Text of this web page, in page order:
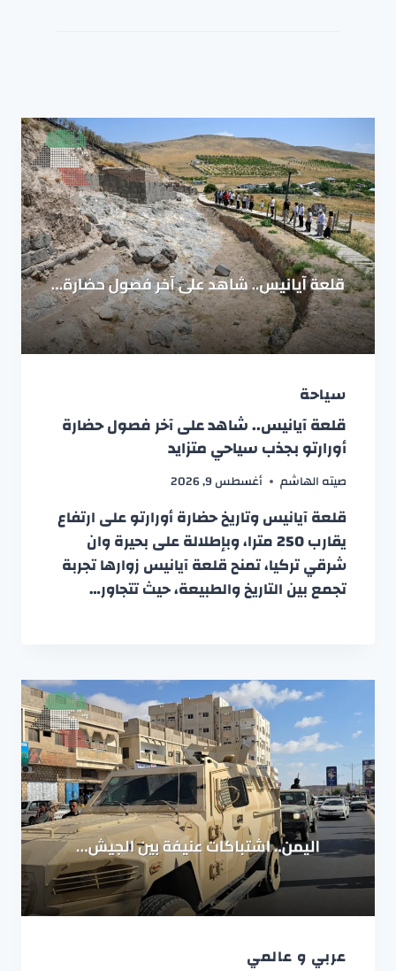
سياحة
قلعة آيانيس.. شاهد على آخر فصول حضارة
أورارتو بجذب سياحي متزايد
صيته الهاشم أغسطس 9, 2026
قلعة آيانيس وتاريخ حضارة أورارتو على ارتفاع
يقارب 250 مترا، وبإطلالة على بحيرة وان
شرقي تركيا، تمنح قلعة آيانيس زوارها تجربة
تجمع بين التاريخ والطبيعة، حيث تتجاور…
عربي و عالمي